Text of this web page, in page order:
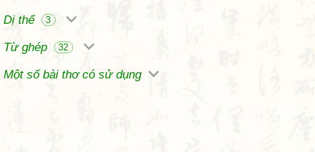
Dị thể 3
Từ ghép 32
Một số bài thơ có sử dụng